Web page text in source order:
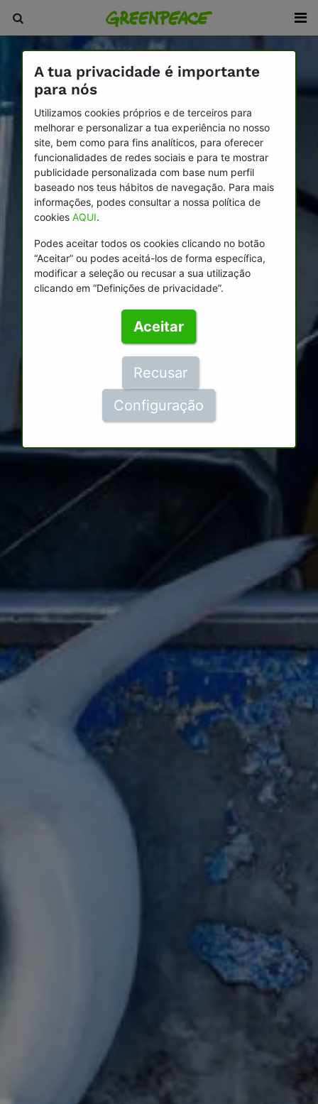
A tua privacidade é importante
para nós
Utilizamos cookies próprios e de terceiros para
melhorar e personalizar a tua experiência no nosso
site, bem como para fins analíticos, para oferecer
funcionalidades de redes sociais e para te mostrar
publicidade personalizada com base num perfil
baseado nos teus hábitos de navegação. Para mais
informações, podes consultar a nossa política de
cookies AQUI.
Podes aceitar todos os cookies clicando no botão
“Aceitar” ou podes aceitá-los de forma específica,
modificar a seleção ou recusar a sua utilização
clicando em “Definições de privacidade”.
Aceitar
Recusar
Configuração